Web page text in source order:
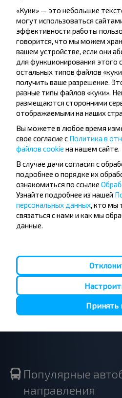
Заслонова
Корона Т/Ц
Калинка ф-ка
Купалинка ф-ка
Богомолова
Школа №10
Хотите
путешествовать
дешевле?
Не пропусти специальные
другие интересные
Подпишись на получение
Популярные
направления
«Куки» — это небольшие
могут использоваться
эффективности работы
говорится, что мы можем
вашем устройстве, если они
для функционирования этого
остальных типов файлов
получить ваше разрешение.
разные типы файлов «куки».
размещаются сторонними
отображаемыми на наших
Вы можете в любое время
свое согласие с Политика в
файлов cookie на нашем сайте.
В случае дачи согласия с
подробнее о порядке их
ознакомиться по ссылке
Узнайте подробнее из нашей
персональных данных, кто мы
связаться с нами и как мы
данные.
Принять